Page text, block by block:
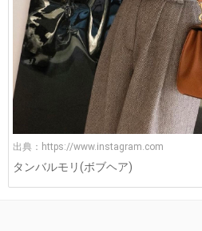
出典： https://www.instagram.com
タンバルモリ(ボブヘア)